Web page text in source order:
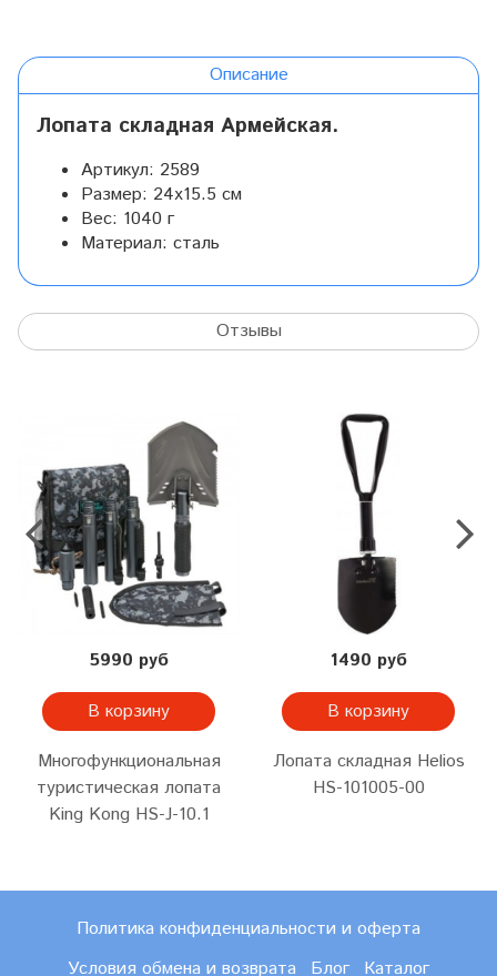
Описание
Лопата складная Армейская.
Артикул: 2589
Размер: 24x15.5 см
Вес: 1040 г
Материал: сталь
Отзывы
5990 руб
В корзину
Многофункциональная
туристическая лопата
King Kong HS-J-10.1
1490 руб
В корзину
Лопата складная Helios
HS-101005-00
Политика конфиденциальности и оферта
Условия обмена и возврата
Блог Каталог